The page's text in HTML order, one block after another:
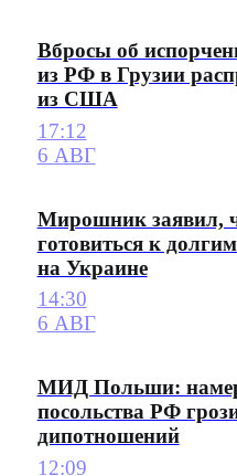
Вбросы об
из РФ в Грузии
из США
17:12
6 АВГ
Мирошник заявил,
готовиться к
на Украине
14:30
6 АВГ
МИД Польши:
посольства РФ
дипотношений
12:09